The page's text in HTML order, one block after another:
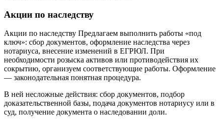
Акции по наследству
Акции по наследству Предлагаем выполнить работы «под
ключ»: сбор документов, оформление наследства через
нотариуса, внесение изменений в ЕГРЮЛ. При
необходимости розыска активов или противодействия их
сокрытию, организуем соответствующие работы. Оформление
— законодательная понятная процедура.
В ней несложные действия: сбор документов, подбор
доказательственной базы, подача документов нотариусу или в
суд, получение документа о наследовании доли.